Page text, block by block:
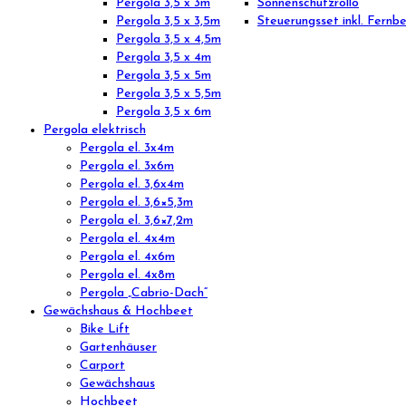
Pergola 3,5 x 3m
Pergola 3,5 x 3,5m
Pergola 3,5 x 4,5m
Pergola 3,5 x 4m
Pergola 3,5 x 5m
Pergola 3,5 x 5,5m
Pergola 3,5 x 6m
Sonnenschutzrollo
Steuerungsset inkl.
Pergola elektrisch
Pergola el. 3x4m
Pergola el. 3x6m
Pergola el. 3,6x4m
Pergola el. 3,6×5,3m
Pergola el. 3,6×7,2m
Pergola el. 4x4m
Pergola el. 4x6m
Pergola el. 4x8m
Pergola „Cabrio-Dach“
Gewächshaus & Hochbeet
Bike Lift
Gartenhäuser
Carport
Gewächshaus
Hochbeet